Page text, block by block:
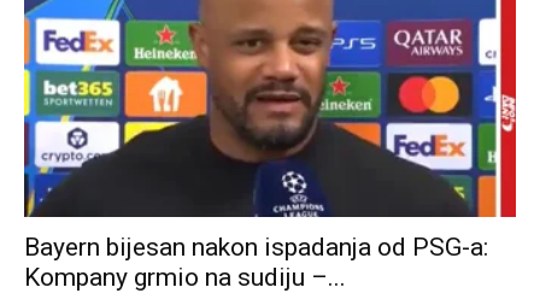
Bayern bijesan nakon ispadanja od PSG-a:
Kompany grmio na sudiju –...